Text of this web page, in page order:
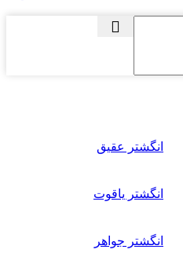
انگشتر عقیق
انگشتر یاقوت
انگشتر جواهر